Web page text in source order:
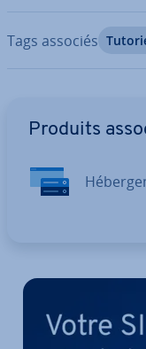
Tags associés
Produits